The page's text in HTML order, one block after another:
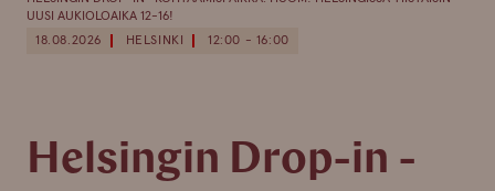
18.08.2026 HELSINKI 12:00 - 16:00
Helsingin Drop-in -
UUSI AUKIOLOAIKA 12-16!